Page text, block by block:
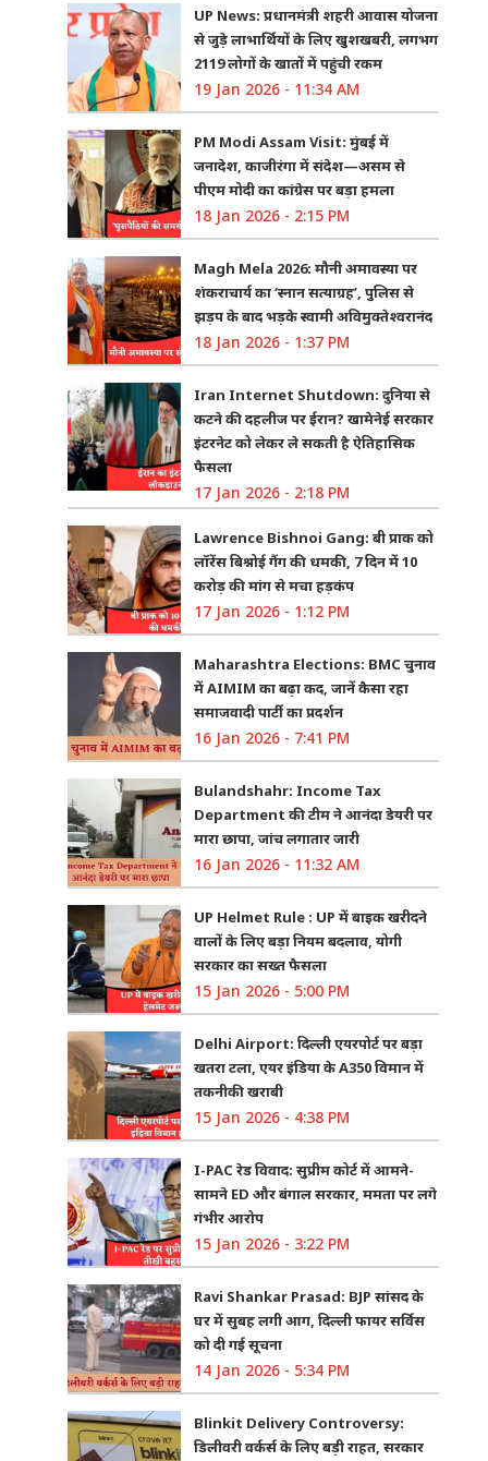
UP News: प्रधानमंत्री शहरी आवास योजना
से जुड़े लाभार्थियों के लिए खुशखबरी, लगभग
2119 लोगों के खातों में पहुंची रकम
19 Jan 2026 - 11:34 AM
PM Modi Assam Visit: मुंबई में
जनादेश, काजीरंगा में संदेश—असम से
पीएम मोदी का कांग्रेस पर बड़ा हमला
18 Jan 2026 - 2:15 PM
Magh Mela 2026: मौनी अमावस्या पर
शंकराचार्य का ‘स्नान सत्याग्रह’, पुलिस से
झड़प के बाद भड़के स्वामी अविमुक्तेश्वरानंद
18 Jan 2026 - 1:37 PM
Iran Internet Shutdown: दुनिया से
कटने की दहलीज पर ईरान? खामेनेई सरकार
इंटरनेट को लेकर ले सकती है ऐतिहासिक
फैसला
17 Jan 2026 - 2:18 PM
Lawrence Bishnoi Gang: बी प्राक को
लॉरेंस बिश्नोई गैंग की धमकी, 7 दिन में 10
करोड़ की मांग से मचा हड़कंप
17 Jan 2026 - 1:12 PM
Maharashtra Elections: BMC चुनाव
में AIMIM का बढ़ा कद, जानें कैसा रहा
समाजवादी पार्टी का प्रदर्शन
16 Jan 2026 - 7:41 PM
Bulandshahr: Income Tax
Department की टीम ने आनंदा डेयरी पर
मारा छापा, जांच लगातार जारी
16 Jan 2026 - 11:32 AM
UP Helmet Rule : UP में बाइक खरीदने
वालों के लिए बड़ा नियम बदलाव, योगी
सरकार का सख्त फैसला
15 Jan 2026 - 5:00 PM
Delhi Airport: दिल्ली एयरपोर्ट पर बड़ा
खतरा टला, एयर इंडिया के A350 विमान में
तकनीकी खराबी
15 Jan 2026 - 4:38 PM
I-PAC रेड विवाद: सुप्रीम कोर्ट में आमने-
सामने ED और बंगाल सरकार, ममता पर लगे
गंभीर आरोप
15 Jan 2026 - 3:22 PM
Ravi Shankar Prasad: BJP सांसद के
घर में सुबह लगी आग, दिल्ली फायर सर्विस
को दी गई सूचना
14 Jan 2026 - 5:34 PM
Blinkit Delivery Controversy:
डिलीवरी वर्कर्स के लिए बड़ी राहत, सरकार